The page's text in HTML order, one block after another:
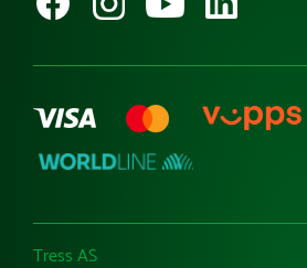
Varemerker
Tress AS